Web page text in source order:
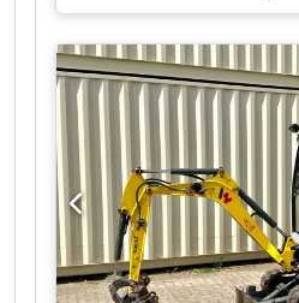
Dksdpfx Aezqybmjhior